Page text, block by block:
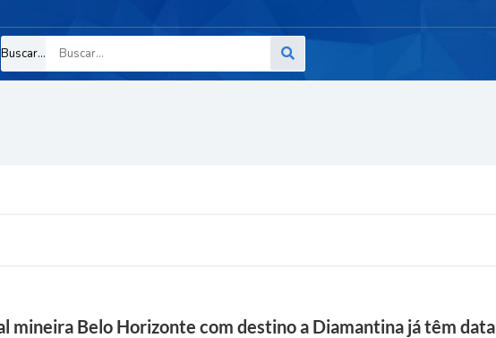
Buscar...
mineira Belo Horizonte com destino a Diamantina já têm data